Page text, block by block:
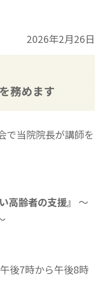
2026年2月26日
務めます
で当院院長が講師を
高齢者の支援』
～
午後7時から午後8時